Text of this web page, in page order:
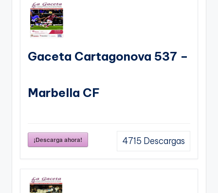
Gaceta Cartagonova 537 –
Marbella CF
¡Descarga ahora! 4715 Descargas